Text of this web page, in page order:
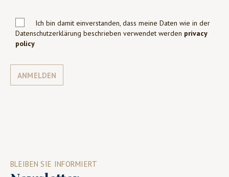
Ich bin damit einverstanden, dass meine Daten wie in der
Datenschutzerklärung beschrieben verwendet werden privacy
policy
ANMELDEN
BLEIBEN SIE INFORMIERT